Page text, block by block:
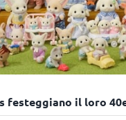
festeggiano il loro